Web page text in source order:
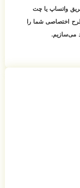
واتساپ یا چت
اختصاصی شما را
می‌سازیم.